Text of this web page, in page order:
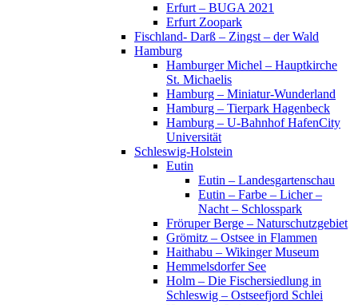
Erfurt – BUGA 2021
Erfurt Zoopark
Fischland- Darß – Zingst – der Wald
Hamburg
Hamburger Michel – Hauptkirche
St. Michaelis
Hamburg – Miniatur-Wunderland
Hamburg – Tierpark Hagenbeck
Hamburg – U-Bahnhof HafenCity
Universität
Schleswig-Holstein
Eutin
Eutin – Landesgartenschau
Eutin – Farbe – Licher –
Nacht – Schlosspark
Fröruper Berge – Naturschutzgebiet
Grömitz – Ostsee in Flammen
Haithabu – Wikinger Museum
Hemmelsdorfer See
Holm – Die Fischersiedlung in
Schleswig – Ostseefjord Schlei